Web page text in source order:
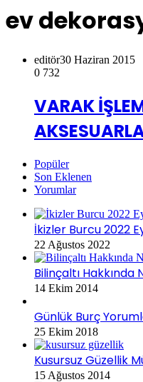
ev
editör30 Haziran 2015
0 732
VARAK
Popüler
Son Eklenen
Yorumlar
İkizler Burcu 2022
22 Ağustos 2022
Bilinçaltı Hakkında
14 Ekim 2014
Günlük Burç
25 Ekim 2018
Kusursuz Güzellik
15 Ağustos 2014